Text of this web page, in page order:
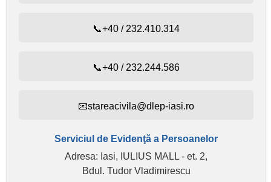
📞+40 / 232.410.314
📞+40 / 232.244.586
📧stareacivila@dlep-iasi.ro
Serviciul de Evidenţă a Persoanelor
Adresa: Iasi, IULIUS MALL - et. 2,
Bdul. Tudor Vladimirescu